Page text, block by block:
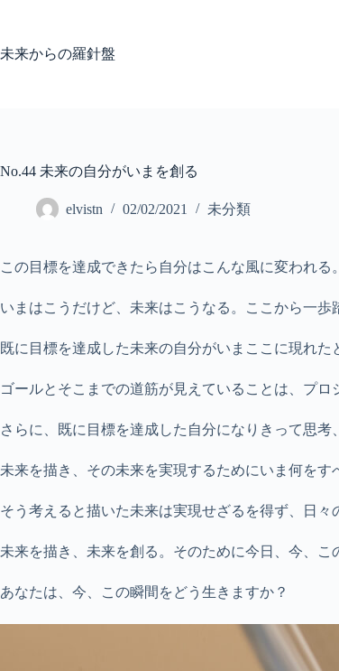
テ
ン
プ
未来からの羅針盤
No.44 未来の自分がいまを創る
elvistn 02/02/2021 未分類
この目標を達成できたら自分はこんな風に変われ
いまはこうだけど、未来はこうなる。ここから一
既に目標を達成した未来の自分がいまここに現れ
ゴールとそこまでの道筋が見えていることは、プ
さらに、既に目標を達成した自分になりきって思
未来を描き、その未来を実現するためにいま何をす
そう考えると描いた未来は実現せざるを得ず、日
未来を描き、未来を創る。そのために今日、今、こ
あなたは、今、この瞬間をどう生きますか？